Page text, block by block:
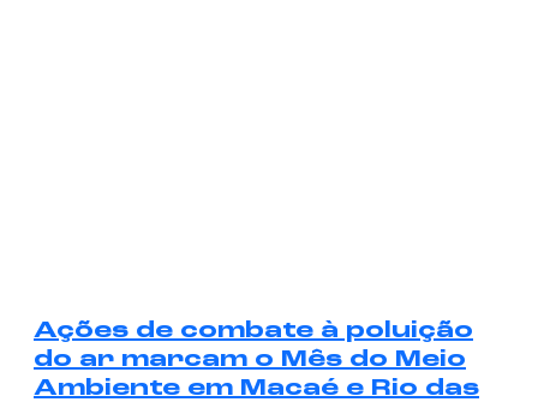
Ações de combate à poluição
do ar marcam o Mês do Meio
Ambiente em Macaé e Rio das